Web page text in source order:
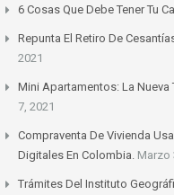
6 Cosas Que Debe Tener Tu
Repunta El Retiro De
2021
Mini Apartamentos: La Nueva
7, 2021
Compraventa De Vivienda
Digitales En Colombia. Marzo
Trámites Del Instituto